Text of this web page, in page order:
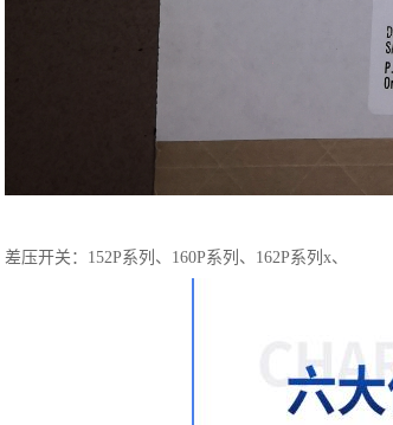
差压开关：152P系列、160P系列、162P系列x、